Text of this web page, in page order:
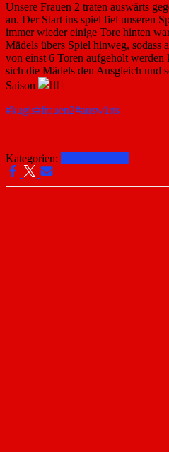
Unsere Frauen 2 traten auswärts
an. Der Start ins spiel fiel unseren
immer wieder einige Tore hinten
Mädels übers Spiel hinweg, sodass
von einst 6 Toren aufgeholt
sich die Mädels den Ausgleich und
Saison
#kugis#frauen2#auswärts
Kategorien: